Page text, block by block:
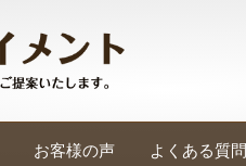
お客様の声 よくある質問